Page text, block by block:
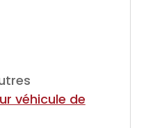
véhicule de